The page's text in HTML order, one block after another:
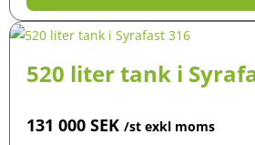
520 liter tank i
131 000 SEK /st exkl moms